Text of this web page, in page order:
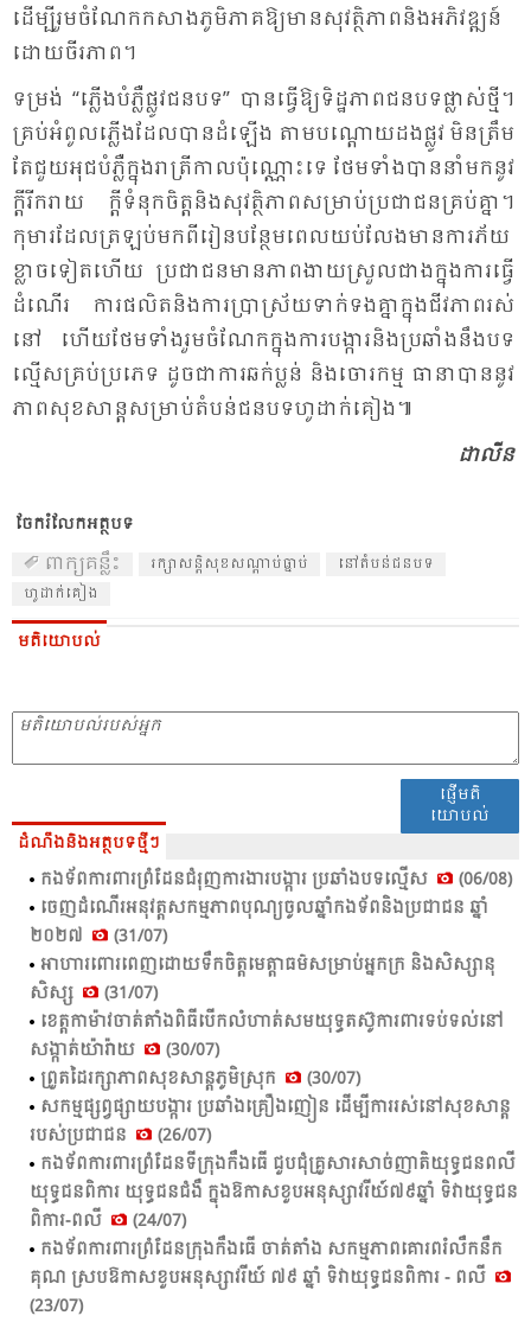
ដើម្បី​រួម​ចំ​ណែក​កសាង​ភូមិ​ភាគ​ឱ្យ​មាន​សុ​វត្ថិ​ភាព​និង​អភិ​វឌ្ឍន៍​
ដោយ​ចីរ​ភាព។
ទម្រង់ “ភ្លើង​បំ​ភ្លឺ​ផ្លូវ​ជន​បទ” បាន​ធ្វើ​ឱ្យ​ទិដ្ឋ​ភាព​ជន​បទ​ផ្លាស់​ថ្មី។
គ្រប់​អំ​ពូល​ភ្លើង​ដែល​បាន​ដំ​ឡើង តាម​បណ្តោយ​ដង​ផ្លូវ មិន​ត្រឹម​
តែ​ជួយ​អុជ​បំ​ភ្លឺ​ក្នុង​រាត្រី​កាល​ប៉ុណ្ណោះ​ទេ ថែម​ទាំង​បាន​នាំ​មក​នូវ​
ក្តី​រីក​រាយ ក្តី​ទំ​នុក​ចិត្ត​និង​សុ​វត្ថិ​ភាព​សម្រាប់​ប្រ​ជា​ជន​គ្រប់​គ្នា។
កុមារ​ដែល​ត្រ​ឡប់​មក​ពី​រៀន​បន្ថែម​ពេល​យប់​លែង​មាន​ការ​ភ័យ​
ខ្លាច​ទៀត​ហើយ ប្រ​ជា​ជន​មាន​ភាព​ងាយ​ស្រួល​ជាង​ក្នុង​ការ​ធ្វើ​
ដំ​ណើរ​ ការផលិត​និង​ការ​ប្រា​ស្រ័យ​ទាក់​ទង​គ្នា​ក្នុង​ជីវ​ភាព​រស់​
នៅ ហើយ​ថែម​ទាំង​រួម​ចំ​ណែក​ក្នុង​ការ​បង្ការ​និង​ប្រ​ឆាំង​នឹង​បទ​
ល្មើស​គ្រប់​ប្រ​ភេទ ដូច​ជា​ការ​ឆក់​ប្លន់ និង​ចោរ​កម្ម ធា​នា​បាន​នូវ​
ភាព​សុខ​សាន្ត​សម្រាប់​តំ​បន់​ជន​បទ​ហូ​ដាក់​គៀង៕
ដា​លីន
ចែករំលែកអត្ថបទ
ពាក្យគន្លឹះ រក្សា​សន្តិ​សុខ​សណ្តាប់​ធ្នាប់​
នៅ​តំ​បន់​ជន​បទ
​ហូ​ដាក់​គៀង
មតិយោបល់
ផ្ញើមតិ
យោបល់
ដំណឹងនិងអត្ថបទថ្មីៗ
កង​ទ័ព​ការ​ពារ​ព្រំ​ដែន​ជំ​រុញ​ការ​ងារ​បង្ការ ប្រ​ឆាំង​បទ​ល្មើស​
(06/08)
ចេញ​ដំ​ណើរ​អនុ​វត្ត​សកម្ម​ភាព​បុណ្យ​ចូល​ឆ្នាំ​កង​ទ័ព​និង​ប្រ​ជា​ជន​ ឆ្នាំ​
២០២៧
(31/07)
អា​ហារ​ពោរ​ពេញ​ដោយ​ទឹក​ចិត្ត​មេត្តា​ធម៌​សម្រាប់​អ្នក​ក្រ​ និង​សិស្សា​នុ
សិស្ស​
(31/07)
ខេត្ត​កាម៉ាវចាត់​តាំង​ពិ​ធី​បើក​លំ​ហាត់​សម​យុទ្ធ​តស៊ូ​ការ​ពារ​ទប់​ទល់​នៅ​
សង្កាត់​យ៉ារ៉ា​យ
(30/07)
ព្រួត​ដៃ​រក្សា​ភាព​សុខ​សាន្ត​ភូមិ​ស្រុក​
(30/07)
សកម្ម​ផ្សព្វ​ផ្សាយ​បង្ការ​ ប្រ​ឆាំង​គ្រឿង​ញៀន​ ដើម្បី​ការ​រស់​នៅ​សុខ​សាន្ត​
របស់​ប្រ​ជា​ជន​
(26/07)
កង​ទ័ព​ការ​ពារ​ព្រំ​ដែន​ទី​ក្រុង​កឹង​ធើ ជួប​ជុំ​គ្រួ​សារ​សាច់​ញាតិ​យុទ្ធ​ជន​ពលី​
យុទ្ធ​ជន​ពិ​ការ​ យុទ្ធ​ជន​ជំងឺ​ ក្នុង​ឱ​កាស​ខួប​អនុ​ស្សាវ​រី​យ៍៧៩ឆ្នាំ​ ទិវា​យុទ្ធ​ជន​
ពិ​ការ​-ពលី
(24/07)
កង​ទ័ព​ការ​ពារ​ព្រំ​ដែន​ក្រុង​កឹង​ធើ ចាត់​តាំង​ សកម្ម​ភាព​គោរព​រំលឹក​នឹក​
គុណ​ ស្រប​ឱ​កាស​ខួប​អនុ​ស្សាវ​រី​យ៍ ៧៩ ឆ្នាំ​ ទិវា​យុទ្ធ​ជន​ពិ​ការ​ - ពលី​
(23/07)